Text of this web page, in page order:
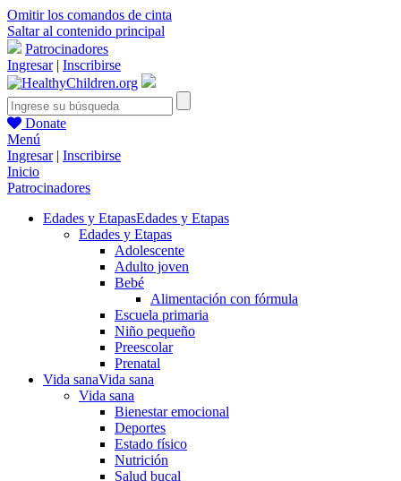
Omitir los comandos de cinta
Saltar al contenido principal
Patrocinadores
Ingresar| Inscribirse
Donate
Menú
Ingresar| Inscribirse
Inicio
Patrocinadores
Edades y EtapasEdades y Etapas
Edades y Etapas
Adolescente
Adulto joven
Bebé
Alimentación con fórmula
Escuela primaria
Niño pequeño
Preescolar
Prenatal
Vida sanaVida sana
Vida sana
Bienestar emocional
Deportes
Estado físico
Nutrición
Salud bucal